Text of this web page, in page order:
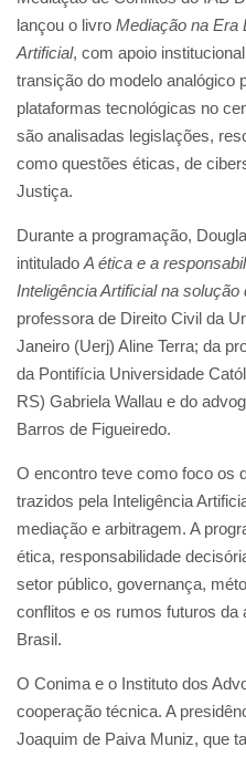
lançou o livro Mediação na Era
Artificial, com apoio
transição do modelo analógico
plataformas tecnológicas no
são analisadas legislações,
como questões éticas, de
Justiça.
Durante a programação,
intitulado A ética e a
Inteligência Artificial na solução
professora de Direito Civil da
Janeiro (Uerj) Aline Terra; da
da Pontifícia Universidade
RS) Gabriela Wallau e do
Barros de Figueiredo.
O encontro teve como foco os
trazidos pela Inteligência
mediação e arbitragem. A
ética, responsabilidade
setor público, governança,
conflitos e os rumos futuros da
Brasil.
O Conima e o Instituto dos
cooperação técnica. A
Joaquim de Paiva Muniz, que